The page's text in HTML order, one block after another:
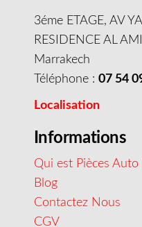
3éme ETAGE, AV
RESIDENCE AL
Marrakech
Téléphone : 07 54
Localisation
Informations
Qui est Pièces
Blog
Contactez Nous
CGV